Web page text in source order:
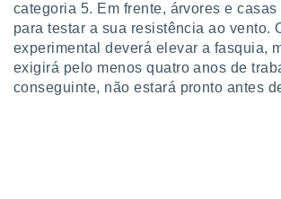
através
categoria 5. Em frente, árvores e casas
para testar a sua resistência ao vento.
experimental deverá elevar a fasquia,
exigirá pelo menos quatro anos de
conseguinte, não estará pronto antes